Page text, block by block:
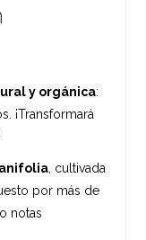
y orgánica:
¡Transformará
, cultivada
por más de
notas